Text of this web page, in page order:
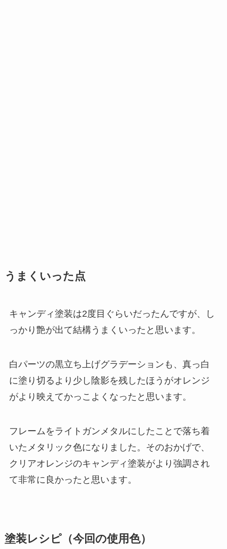
うまくいった点
キャンディ塗装は2度目ぐらいだったんですが、し
っかり艶が出て結構うまくいったと思います。
白パーツの黒立ち上げグラデーションも、真っ白
に塗り切るより少し陰影を残したほうがオレンジ
がより映えてかっこよくなったと思います。
フレームをライトガンメタルにしたことで落ち着
いたメタリック色になりました。そのおかげで、
クリアオレンジのキャンディ塗装がより強調され
て非常に良かったと思います。
塗装レシピ（今回の使用色）